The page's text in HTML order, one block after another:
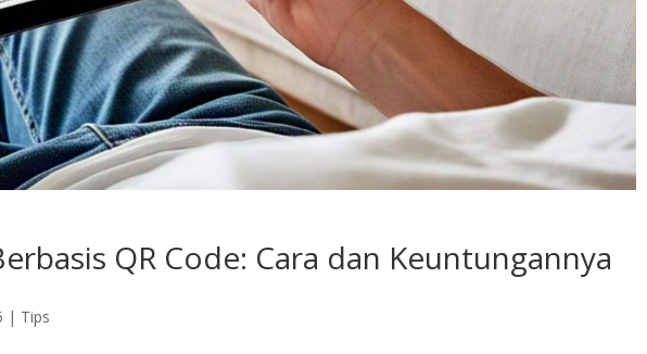
QR Code: Cara dan Keuntungannya
| Tips